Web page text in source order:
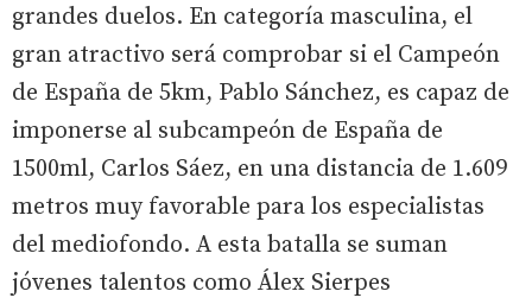
grandes duelos. En categoría masculina, el
gran atractivo será comprobar si el Campeón
de España de 5km, Pablo Sánchez, es capaz de
imponerse al subcampeón de España de
1500ml, Carlos Sáez, en una distancia de 1.609
metros muy favorable para los especialistas
del mediofondo. A esta batalla se suman
jóvenes talentos como Álex Sierpes